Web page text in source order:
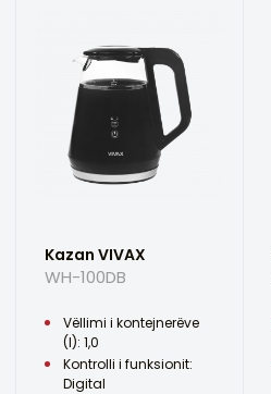
Kazan VIVAX
WH-100DB
Vëllimi i kontejnerëve
(l): 1,0
Kontrolli i funksionit:
Digital